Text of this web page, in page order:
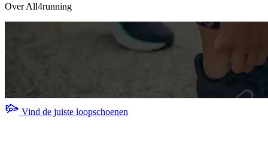
Over All4running
Vind de juiste loopschoenen